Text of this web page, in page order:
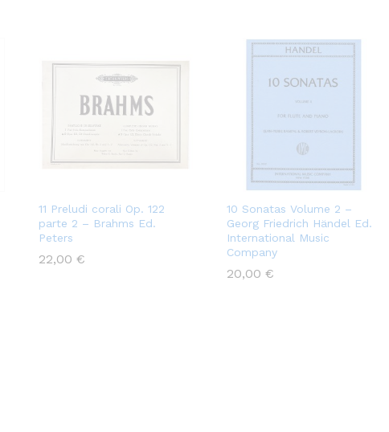
11 Preludi corali Op. 122
parte 2 – Brahms Ed.
Peters
22,00 €
10 Sonatas Volume 2 –
Georg Friedrich Händel Ed.
International Music
Company
20,00 €